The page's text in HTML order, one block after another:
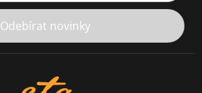
Odebírat novinky